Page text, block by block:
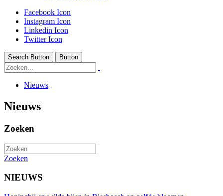
Facebook Icon
Instagram Icon
Linkedin Icon
Twitter Icon
Search Button Button
Nieuws
Nieuws
Zoeken
Zoeken
NIEUWS